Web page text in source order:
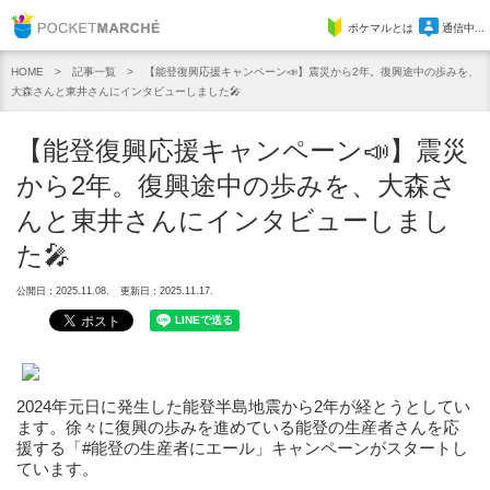
Pocket Marcheポケマルとは 通信中...
HOME 記事一覧
【能登復興応援キャンペーン📣】震災から2年。復興途中の歩みを、
大森さんと東井さんにインタビューしました🎤
【能登復興応援キャンペーン📣】震災
から2年。復興途中の歩みを、大森さ
んと東井さんにインタビューしまし
た🎤
公開日：2025.11.08. 更新日：2025.11.17.
2024年元日に発生した能登半島地震から2年が経とうとしてい
ます。徐々に復興の歩みを進めている能登の生産者さんを応
援する「#能登の生産者にエール」キャンペーンがスタートし
ています。